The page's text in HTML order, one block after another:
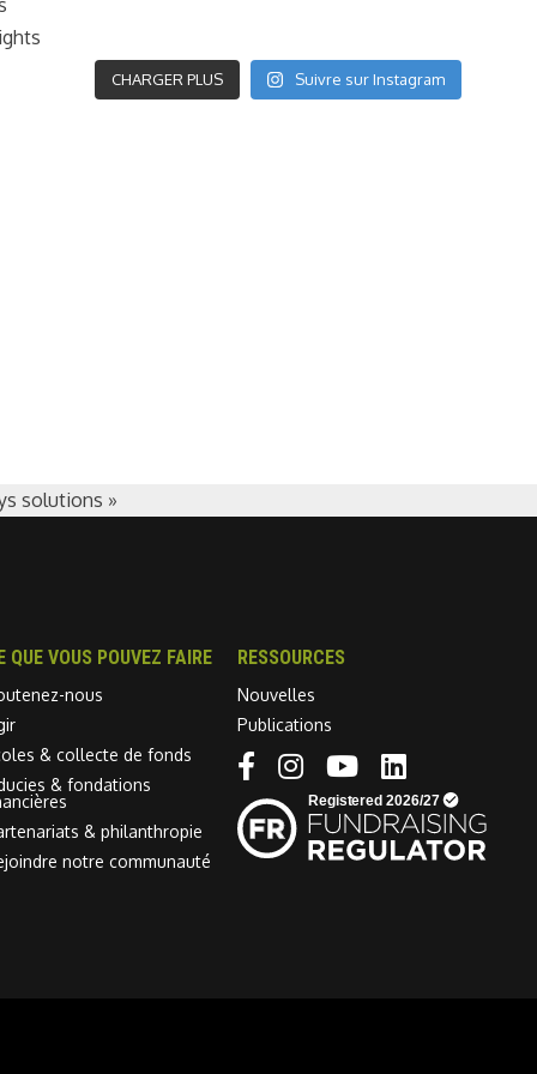
CHARGER PLUS Suivre sur Instagram
solutions »
QUE VOUS POUVEZ FAIRE
nous
& collecte de fonds
& fondations
& philanthropie
notre communauté
RESSOURCES
Nouvelles
Publications
Linkedin link